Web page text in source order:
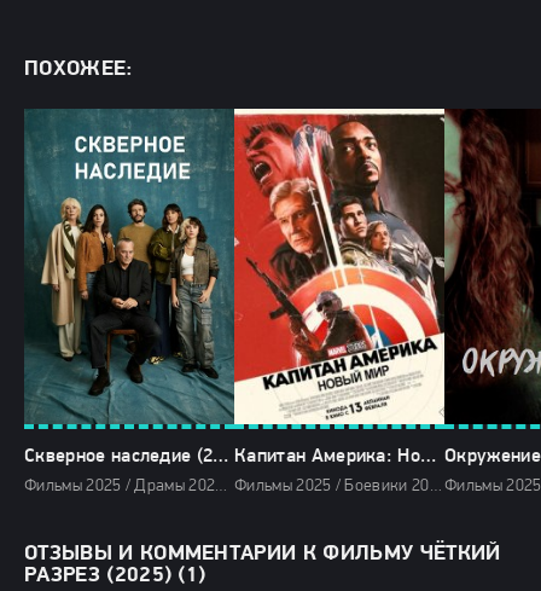
ПОХОЖЕЕ:
Скверное наследие (2025)
Фильмы 2025 / Драмы 2025 / Сериалы 2025 / Сериалы весны 2025 / Новинки сериалов 2025 / Смотреть фильмы онлайн
Капитан Америка: Новый мир (2025)
Фильмы 2025 / Боевики 2025 / Фантастические 2025 / Зарубежные фильмы 2025 / Новинки кино 2025 / Последние фильмы 2025 / Популярные фильмы / Смотреть фильмы онлайн
ОТЗЫВЫ И КОММЕНТАРИИ К ФИЛЬМУ ЧЁТКИЙ
РАЗРЕЗ (2025) (1)